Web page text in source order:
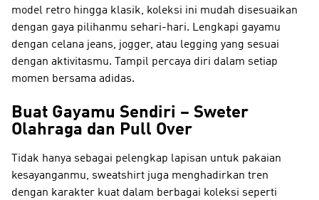
model retro hingga klasik, koleksi ini mudah disesuaikan
dengan gaya pilihanmu sehari-hari. Lengkapi gayamu
dengan celana jeans, jogger, atau legging yang sesuai
dengan aktivitasmu. Tampil percaya diri dalam setiap
momen bersama adidas.
Buat Gayamu Sendiri – Sweter
Olahraga dan Pull Over
Tidak hanya sebagai pelengkap lapisan untuk pakaian
kesayanganmu, sweatshirt juga menghadirkan tren
dengan karakter kuat dalam berbagai koleksi seperti